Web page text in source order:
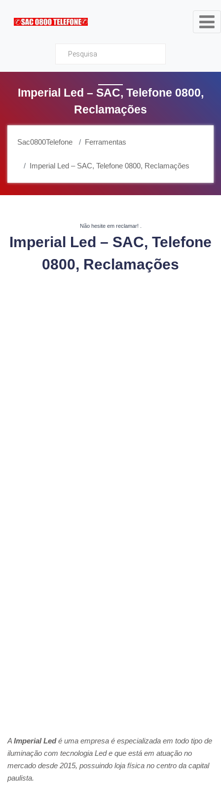
Sac0800Telefone
Imperial Led – SAC, Telefone 0800,
Reclamações
Sac0800Telefone Ferramentas
Imperial Led – SAC, Telefone 0800, Reclamações
Não hesite em reclamar!
Imperial Led – SAC, Telefone
0800, Reclamações
A Imperial Ledé uma empresa é especializada em todo tipo de
iluminação com tecnologia Led e que está em atuação no
mercado desde 2015, possuindo loja física no centro da capital
paulista.